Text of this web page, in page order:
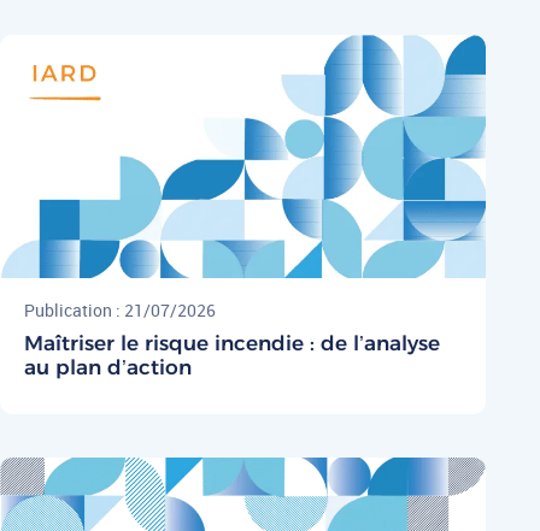
Publication : 21/07/2026
Maîtriser le risque incendie : de l’analyse
au plan d’action